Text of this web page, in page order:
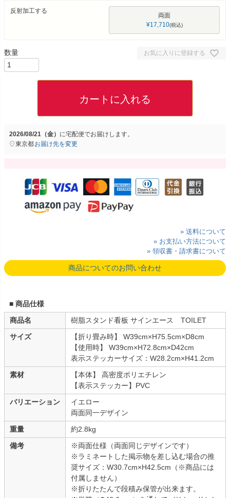
反射加工する
両面
¥17,710 税込
お気に入りに登録する
カートに入れる
2026/08/21（金） に宅配便でお届けします。
東京都お届け先を変更
» 送料について
» お支払い方法について
» 領収書・請求書について
商品についてのお問い合わせ
■ 商品仕様
商品名
樹脂スタンド看板 サインエース TOILET
サイズ
【折り畳み時】 W39cm×H75.5cm×D8cm
【使用時】 W39cm×H72.8cm×D42cm
表示ステッカーサイズ：W28.2cm×H41.2cm
素材
【本体】 高密度ポリエチレン
【表示ステッカー】PVC
バリエーション
イエロー
両面同一デザイン
重量
約2.8kg
備考
※両面仕様（両面同じデザインです）
※ラミネートした掲示物を差し込む場合の推
奨サイズ：W30.7cm×H42.5cm（※商品には
付属しません）
※折りたたんで段積み保管が出来ます。